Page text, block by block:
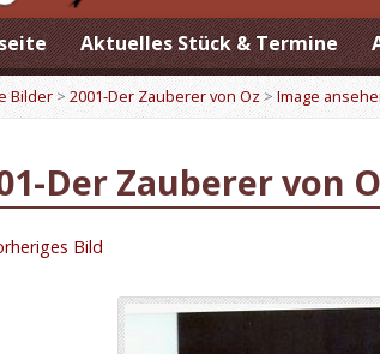
Aktuelles Stück & Termine
Bilder >2001-Der Zauberer von Oz>Image
Der Zauberer von
Bild